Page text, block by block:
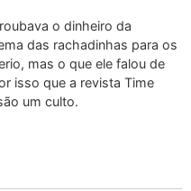
o dinheiro da
das rachadinhas para os
mas o que ele falou de
isso que a revista Time
um culto.